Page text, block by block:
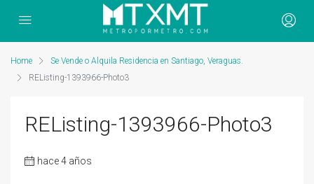
Home
Se Vende o Alquila Residencia en Santiago, Veraguas.
REListing-1393966-Photo3
REListing-1393966-Photo3
hace 4 años